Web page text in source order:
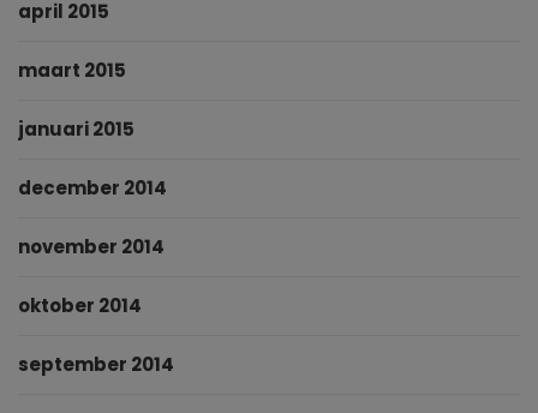
april 2015
maart 2015
januari 2015
december 2014
november 2014
oktober 2014
september 2014